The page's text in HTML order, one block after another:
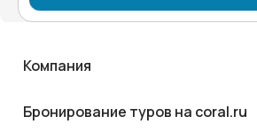
Компания
Бронирование туров на coral.ru